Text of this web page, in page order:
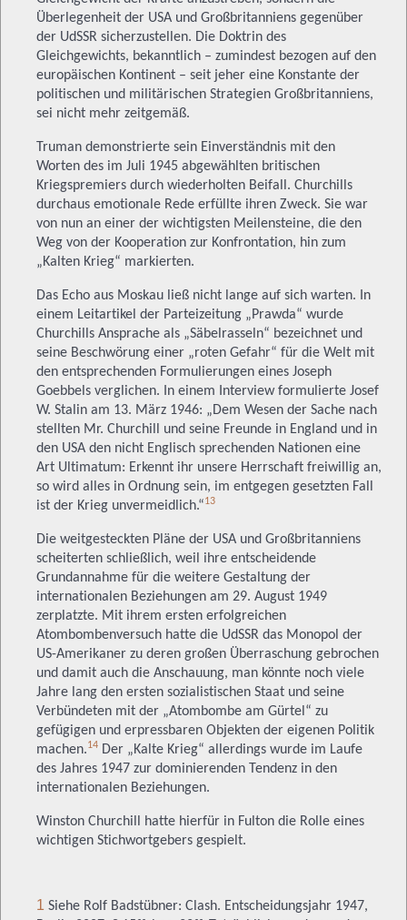
Überlegenheit der USA und Großbritanniens gegenüber
der UdSSR sicherzustellen. Die Doktrin des
Gleichgewichts, bekanntlich – zumindest bezogen auf den
europäischen Kontinent – seit jeher eine Konstante der
politischen und militärischen Strategien Großbritanniens,
sei nicht mehr zeitgemäß.
Truman demonstrierte sein Einverständnis mit den
Worten des im Juli 1945 abgewählten britischen
Kriegspremiers durch wiederholten Beifall. Churchills
durchaus emotionale Rede erfüllte ihren Zweck. Sie war
von nun an einer der wichtigsten Meilensteine, die den
Weg von der Kooperation zur Konfrontation, hin zum
„Kalten Krieg“ markierten.
Das Echo aus Moskau ließ nicht lange auf sich warten. In
einem Leitartikel der Parteizeitung „Prawda“ wurde
Churchills Ansprache als „Säbelrasseln“ bezeichnet und
seine Beschwörung einer „roten Gefahr“ für die Welt mit
den entsprechenden Formulierungen eines Joseph
Goebbels verglichen. In einem Interview formulierte Josef
W. Stalin am 13. März 1946: „Dem Wesen der Sache nach
stellten Mr. Churchill und seine Freunde in England und in
den USA den nicht Englisch sprechenden Nationen eine
Art Ultimatum: Erkennt ihr unsere Herrschaft freiwillig an,
so wird alles in Ordnung sein, im entgegen gesetzten Fall
ist der Krieg unvermeidlich.“13
Die weitgesteckten Pläne der USA und Großbritanniens
scheiterten schließlich, weil ihre entscheidende
Grundannahme für die weitere Gestaltung der
internationalen Beziehungen am 29. August 1949
zerplatzte. Mit ihrem ersten erfolgreichen
Atombombenversuch hatte die UdSSR das Monopol der
US-Amerikaner zu deren großen Überraschung gebrochen
und damit auch die Anschauung, man könnte noch viele
Jahre lang den ersten sozialistischen Staat und seine
Verbündeten mit der „Atombombe am Gürtel“ zu
gefügigen und erpressbaren Objekten der eigenen Politik
machen.14 Der „Kalte Krieg“ allerdings wurde im Laufe
des Jahres 1947 zur dominierenden Tendenz in den
internationalen Beziehungen.
Winston Churchill hatte hierfür in Fulton die Rolle eines
wichtigen Stichwortgebers gespielt.
1 Siehe Rolf Badstübner: Clash. Entscheidungsjahr 1947,